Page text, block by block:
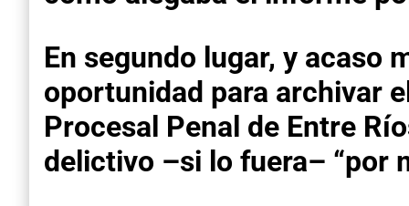
En segundo lugar, y acaso
oportunidad para archivar
Procesal Penal de Entre
delictivo –si lo fuera– “por